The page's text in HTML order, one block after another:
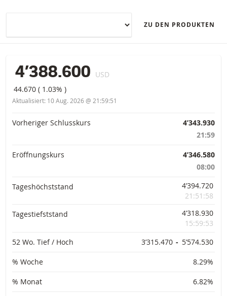
ZU DEN PRODUKTEN
4’388.600 USD
44.670 (1.03% )
Aktualisiert: 10 Aug. 2026 @ 21:59:51
Vorinformationen
Vorheriger Schlusskurs
4’343.930
21:59
Eröffnungskurs
4’346.580
08:00
Tageshöchststand
4’394.720
21:51:58
Tagestiefststand
4’318.930
15:59:53
52 Wo. Tief / Hoch
3’315.470 - 5’574.530
% Woche 8.29%
% Monat 6.82%